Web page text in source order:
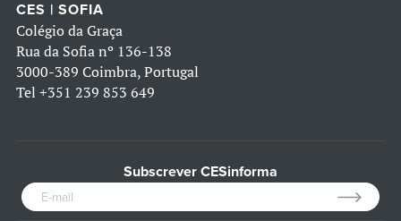
CES | SOFIA
Colégio da Graça
Rua da Sofia nº 136-138
3000-389 Coimbra, Portugal
Tel +351 239 853 649
Subscrever CESinforma